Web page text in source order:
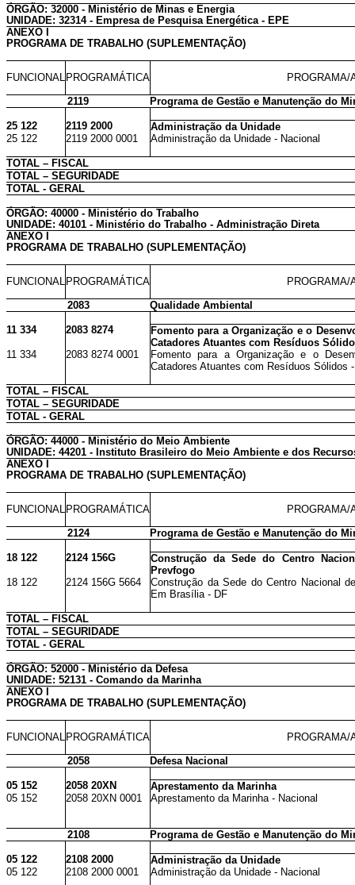
ÓRGÃO: 32000 - Ministério de Minas e Energia
UNIDADE: 32314 - Empresa de Pesquisa Energética - EPE
ANEXO I
PROGRAMA DE TRABALHO (SUPLEMENTAÇÃO)
FUNCIONAL PROGRAMÁTICA
PROGRAMA/
2119
Programa de Gestão e Manutenção do
25 122 2119 2000
Administração da Unidade
25 122
2119 2000 0001 Administração da Unidade - Nacional
TOTAL – FISCAL
TOTAL – SEGURIDADE
TOTAL - GERAL
ÓRGÃO: 40000 - Ministério do Trabalho
UNIDADE: 40101 - Ministério do Trabalho - Administração Direta
ANEXO I
PROGRAMA DE TRABALHO (SUPLEMENTAÇÃO)
FUNCIONAL PROGRAMÁTICA
PROGRAMA/
2083
Qualidade Ambiental
11 334 2083 8274
Fomento para a Organização e o
Catadores Atuantes com Resíduos
11 334
2083 8274 0001
Fomento para a Organização e o
Catadores Atuantes com Resíduos Sólidos
TOTAL – FISCAL
TOTAL – SEGURIDADE
TOTAL - GERAL
ÓRGÃO: 44000 - Ministério do Meio Ambiente
UNIDADE: 44201 - Instituto Brasileiro do Meio Ambiente e dos
ANEXO I
PROGRAMA DE TRABALHO (SUPLEMENTAÇÃO)
FUNCIONAL PROGRAMÁTICA
PROGRAMA/
2124
Programa de Gestão e Manutenção do
18 122 2124 156G
Construção da Sede do Centro
Prevfogo
18 122
2124 156G 5664
Construção da Sede do Centro Nacional
Em Brasília - DF
TOTAL – FISCAL
TOTAL – SEGURIDADE
TOTAL - GERAL
ÓRGÃO: 52000 - Ministério da Defesa
UNIDADE: 52131 - Comando da Marinha
ANEXO I
PROGRAMA DE TRABALHO (SUPLEMENTAÇÃO)
FUNCIONAL PROGRAMÁTICA
PROGRAMA/
2058
Defesa Nacional
05 152 2058 20XN
Aprestamento da Marinha
05 152
2058 20XN 0001 Aprestamento da Marinha - Nacional
2108 Programa de Gestão e Manutenção do
05 122 2108 2000
Administração da Unidade
05 122
2108 2000 0001 Administração da Unidade - Nacional